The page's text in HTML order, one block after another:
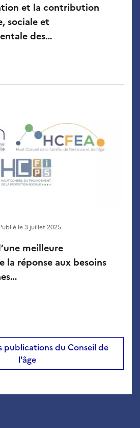
et la contribution
sociale et
des…
meilleure
la réponse aux besoins
le3 juillet 2025
publications du Conseil de
l'âge